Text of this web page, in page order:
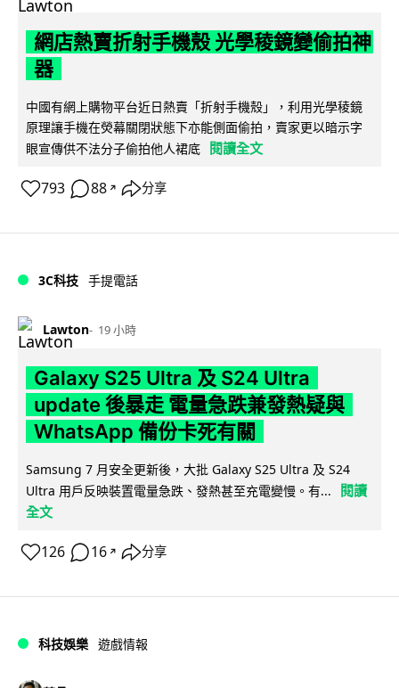
網店熱賣折射手機殼 光學稜鏡變偷拍神
器
中國有網上購物平台近日熱賣「折射手機殼」，利用光學稜鏡
原理讓手機在熒幕關閉狀態下亦能側面偷拍，賣家更以暗示字
眼宣傳供不法分子偷拍他人裙底
閱讀全文
793 88 ↗ 分享
3C科技 手提電話
Lawton 19 小時
Galaxy S25 Ultra 及 S24 Ultra
update 後暴走 電量急跌兼發熱疑與
WhatsApp 備份卡死有關
Samsung 7 月安全更新後，大批 Galaxy S25 Ultra 及 S24
Ultra 用戶反映裝置電量急跌、發熱甚至充電變慢。有...
閱讀
全文
126 16 ↗ 分享
科技娛樂 遊戲情報